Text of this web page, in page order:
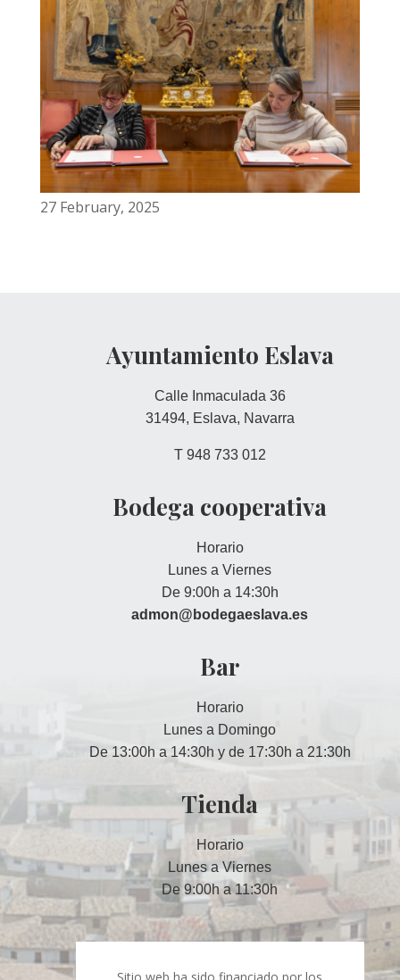
27 February, 2025
Ayuntamiento Eslava
Calle Inmaculada 36
31494, Eslava, Navarra
T 948 733 012
Bodega cooperativa
Horario
Lunes a Viernes
De 9:00h a 14:30h
admon@bodegaeslava.es
Bar
Horario
Lunes a Domingo
De 13:00h a 14:30h y de 17:30h a 21:30h
Tienda
Horario
Lunes a Viernes
De 9:00h a 11:30h